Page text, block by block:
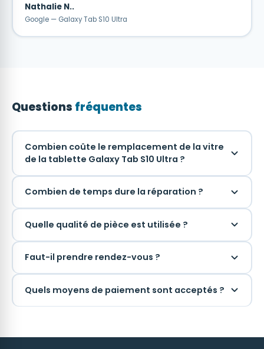
Nathalie N..
Google — Galaxy Tab S10 Ultra
Questions fréquentes
Combien coûte le remplacement de la vitre
de la tablette Galaxy Tab S10 Ultra ?
Combien de temps dure la réparation ?
Quelle qualité de pièce est utilisée ?
Faut-il prendre rendez-vous ?
Quels moyens de paiement sont acceptés ?